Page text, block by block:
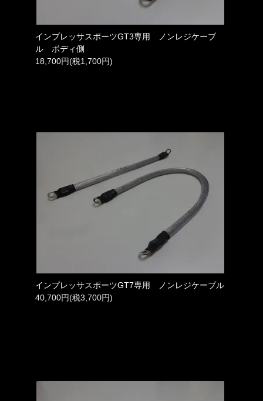
インプレッサスポーツGT3専用 ノンレジケーブ
ル ボディ側
18,700円(税1,700円)
インプレッサスポーツGT7専用 ノンレジケーブル
40,700円(税3,700円)